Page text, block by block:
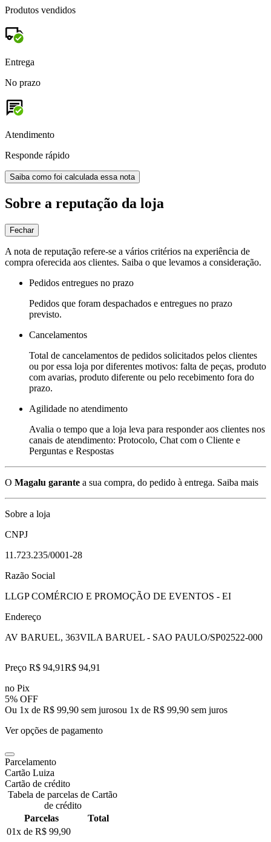
Produtos vendidos
Entrega
No prazo
Atendimento
Responde rápido
Saiba como foi calculada essa nota
Sobre a reputação da loja
Fechar
A nota de reputação refere-se a vários critérios na experiência de
compra oferecida aos clientes. Saiba o que levamos a consideração.
Pedidos entregues no prazo
Pedidos que foram despachados e entregues no prazo
previsto.
Cancelamentos
Total de cancelamentos de pedidos solicitados pelos clientes
ou por essa loja por diferentes motivos: falta de peças, produto
com avarias, produto diferente ou pelo recebimento fora do
prazo.
Agilidade no atendimento
Avalia o tempo que a loja leva para responder aos clientes nos
canais de atendimento: Protocolo, Chat com o Cliente e
Perguntas e Respostas
O Magalu garante a sua compra, do pedido à entrega. Saiba mais
Sobre a loja
CNPJ
11.723.235/0001-28
Razão Social
LLGP COMÉRCIO E PROMOÇÃO DE EVENTOS - EI
Endereço
AV BARUEL, 363VILA BARUEL - SAO PAULO/SP02522-000
Preço R$ 94,91R$ 94,91
no Pix
5% OFF
Ou 1x de R$ 99,90 sem jurosou 1x de R$ 99,90 sem juros
Ver opções de pagamento
Parcelamento
Cartão Luiza
Cartão de crédito
Tabela de parcelas de Cartão
de crédito
Parcelas
Total
01x de R$ 99,90